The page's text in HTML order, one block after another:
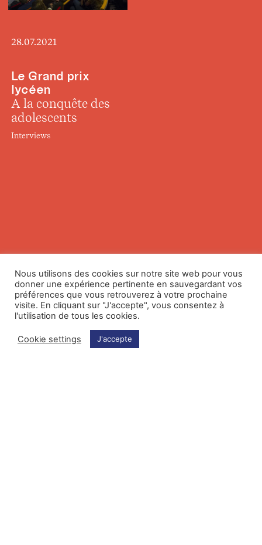
28.07.2021
Le Grand prix
lycéen
A la conquête des
adolescents
Interviews
Nous utilisons des cookies sur notre site web pour vous
donner une expérience pertinente en sauvegardant vos
préférences que vous retrouverez à votre prochaine
visite. En cliquant sur "J'accepte", vous consentez à
l'utilisation de tous les cookies.
Cookie settings J'accepte